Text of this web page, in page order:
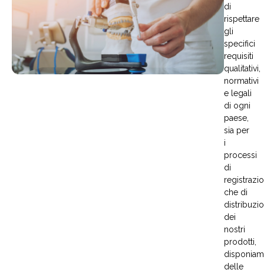
di
rispettare
gli
specifici
requisiti
qualitativi,
normativi
e legali
di ogni
paese,
sia per
i
processi
di
che di
dei
nostri
prodotti,
delle